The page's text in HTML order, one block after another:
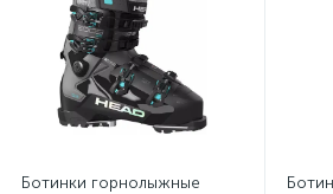
Ботинки горнолыжные